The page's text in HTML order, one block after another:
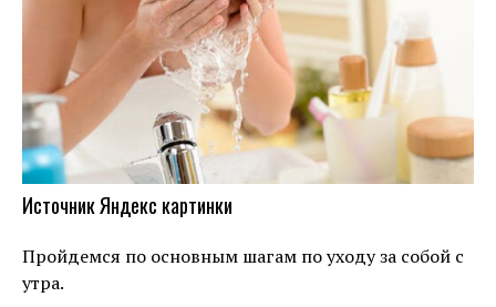
Источник Яндекс картинки
Пройдемся по основным шагам по уходу за собой с
утра.